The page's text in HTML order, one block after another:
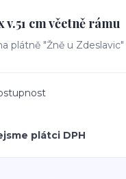
v.51 cm včetně rámu
plátně "Žně u
plátci DPH